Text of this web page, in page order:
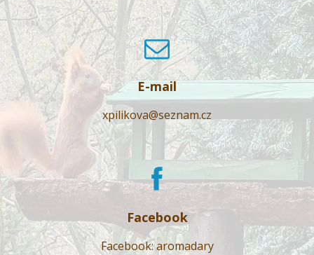
E-mail
xpilikova@seznam.cz
Facebook
Facebook: aromadary